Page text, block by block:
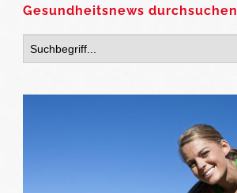
Gesundheitsnews durchsuchen